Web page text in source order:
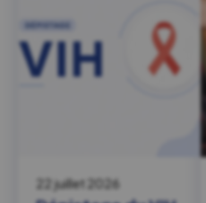
22 juillet 2026